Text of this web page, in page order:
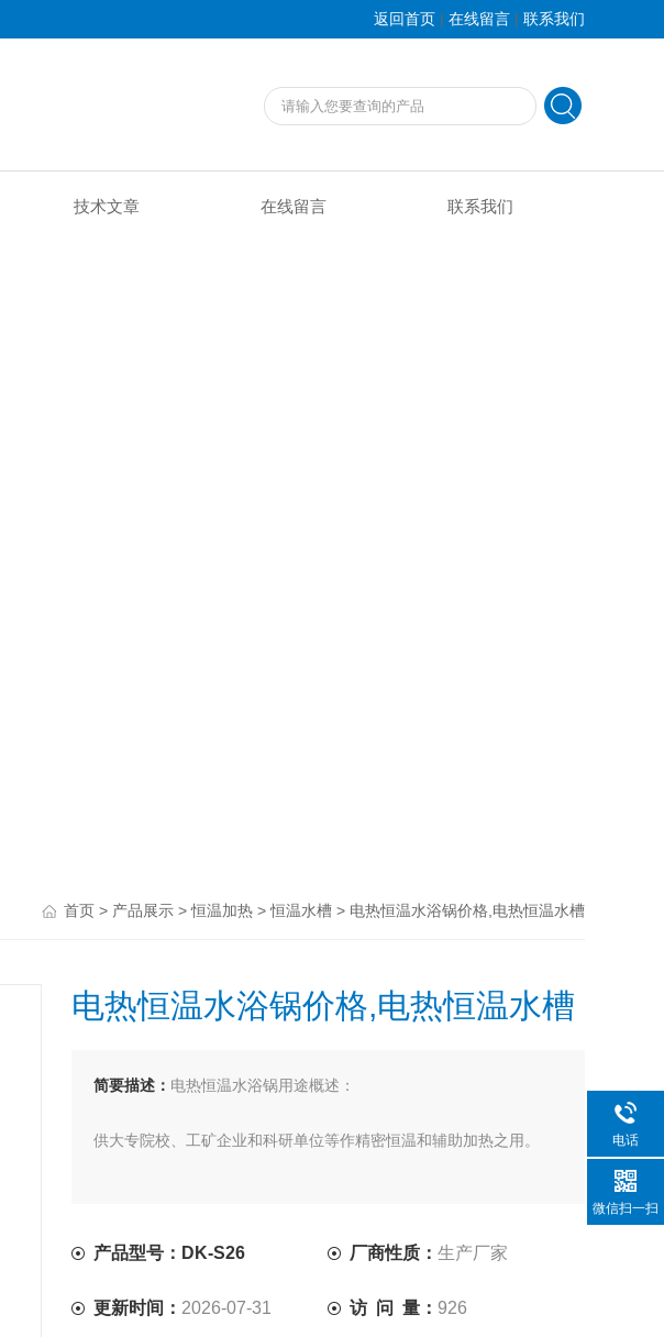
返回首页 | 在线留言 | 联系我们
技术文章 在线留言 联系我们
首页 > 产品展示 >恒温加热 >恒温水槽 > 电热恒温水浴锅价格,电热恒温水槽
电热恒温水浴锅价格,电热恒温水槽
简要描述： 电热恒温水浴锅用途概述：
供大专院校、工矿企业和科研单位等作精密恒温和辅助加热之用。
产品型号：DK-S26 厂商性质：生产厂家
更新时间： 2026-07-31 访 问 量： 926
电话
微信扫一扫